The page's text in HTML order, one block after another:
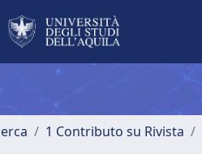
1 Contributo su Rivista